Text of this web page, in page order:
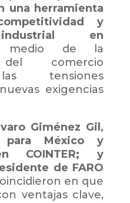
una herramienta
y
en
de la
del comercio
tensiones
exigencias
Giménez Gil,
para México y
COINTER; y
de FARO
en que
ventajas clave,